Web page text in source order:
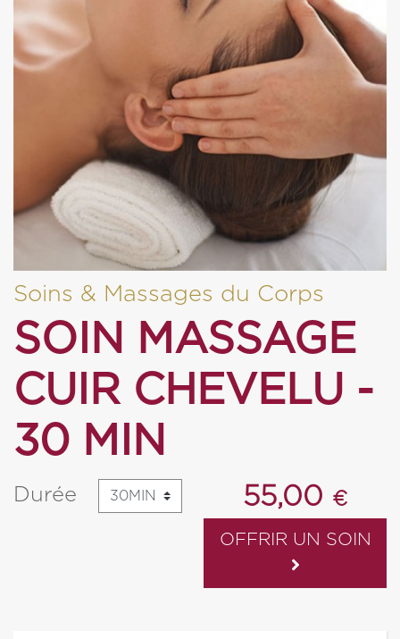
Soins & Massages du Corps
SOIN MASSAGE
CUIR CHEVELU -
30 MIN
Durée 55,00 €
OFFRIR UN SOIN